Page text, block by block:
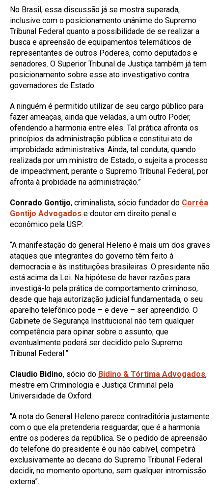
No Brasil, essa discussão já se mostra superada,
inclusive com o posicionamento unânime do Supremo
Tribunal Federal quanto a possibilidade de se realizar a
busca e apreensão de equipamentos telemáticos de
representantes de outros Poderes, como deputados e
senadores. O Superior Tribunal de Justiça também já tem
posicionamento sobre esse ato investigativo contra
governadores de Estado.
A ninguém é permitido utilizar de seu cargo público para
fazer ameaças, ainda que veladas, a um outro Poder,
ofendendo a harmonia entre eles. Tal prática afronta os
princípios da administração pública e constitui ato de
improbidade administrativa. Ainda, tal conduta, quando
realizada por um ministro de Estado, o sujeita a processo
de impeachment, perante o Supremo Tribunal Federal, por
afronta à probidade na administração.”
Conrado Gontijo, criminalista, sócio fundador do Corrêa
Gontijo Advogados e doutor em direito penal e
econômico pela USP:
“A manifestação do general Heleno é mais um dos graves
ataques que integrantes do governo têm feito à
democracia e às instituições brasileiras. O presidente não
está acima da Lei. Na hipótese de haver razões para
investigá-lo pela prática de comportamento criminoso,
desde que haja autorização judicial fundamentada, o seu
aparelho telefônico pode – e deve – ser apreendido. O
Gabinete de Segurança Institucional não tem qualquer
competência para opinar sobre o assunto, que
eventualmente poderá ser decidido pelo Supremo
Tribunal Federal.”
Claudio Bidino, sócio do Bidino & Tórtima Advogados,
mestre em Criminologia e Justiça Criminal pela
Universidade de Oxford:
“A nota do General Heleno parece contraditória justamente
com o que ela pretenderia resguardar, que é a harmonia
entre os poderes da república. Se o pedido de apreensão
do telefone do presidente é ou não cabível, competirá
exclusivamente ao decano do Supremo Tribunal Federal
decidir, no momento oportuno, sem qualquer intromissão
externa”.